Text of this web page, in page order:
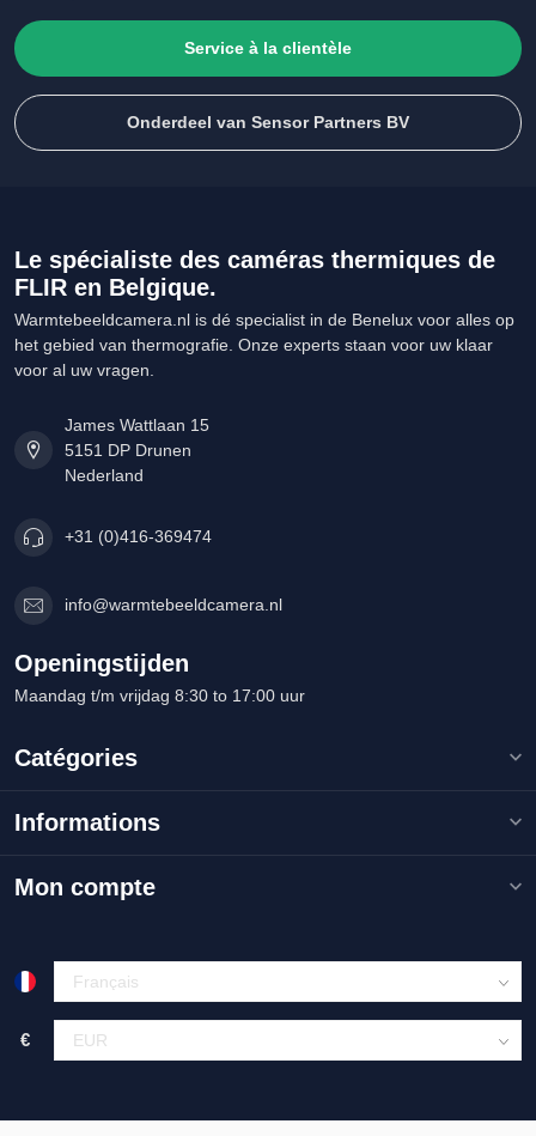
Service à la clientèle
Onderdeel van Sensor Partners BV
Le spécialiste des caméras thermiques de
FLIR en Belgique.
Warmtebeeldcamera.nl is dé specialist in de Benelux voor alles op
het gebied van thermografie. Onze experts staan voor uw klaar
voor al uw vragen.
James Wattlaan 15
5151 DP Drunen
Nederland
+31 (0)416-369474
info@warmtebeeldcamera.nl
Openingstijden
Maandag t/m vrijdag 8:30 to 17:00 uur
Catégories
Informations
Mon compte
€